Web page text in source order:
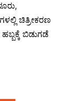
ಚಿತ್ರೀಕರಣ
ಬಿಡುಗಡೆ